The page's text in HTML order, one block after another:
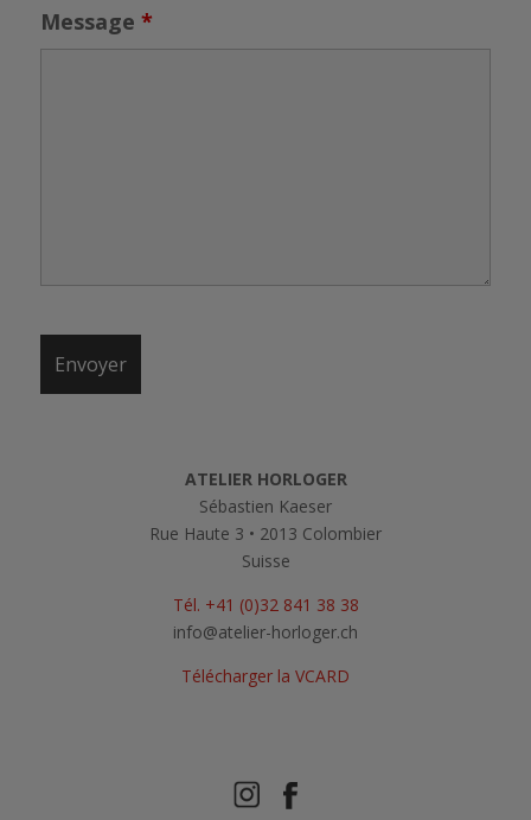
Message*
ATELIER HORLOGER
Sébastien Kaeser
Rue Haute 3 • 2013 Colombier
Suisse
Tél. +41 (0)32 841 38 38
info@atelier-horloger.ch
Télécharger la VCARD